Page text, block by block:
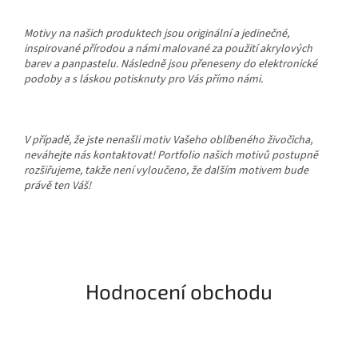
Motivy na našich produktech jsou originální a jedinečné,
inspirované přírodou a námi malované za použití akrylových
barev a panpastelu. Následně jsou přeneseny do elektronické
podoby a s láskou potisknuty pro Vás přímo námi.
V případě, že jste nenašli motiv Vašeho oblíbeného živočicha,
neváhejte nás kontaktovat! Portfolio našich motivů postupně
rozšiřujeme, takže není vyloučeno, že dalším motivem bude
právě ten Váš!
Hodnocení obchodu